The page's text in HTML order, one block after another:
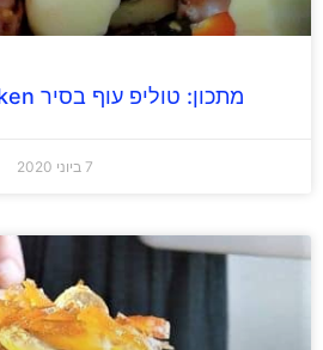
מתכון: טוליפ עוף בסיר Lollipop Chicken